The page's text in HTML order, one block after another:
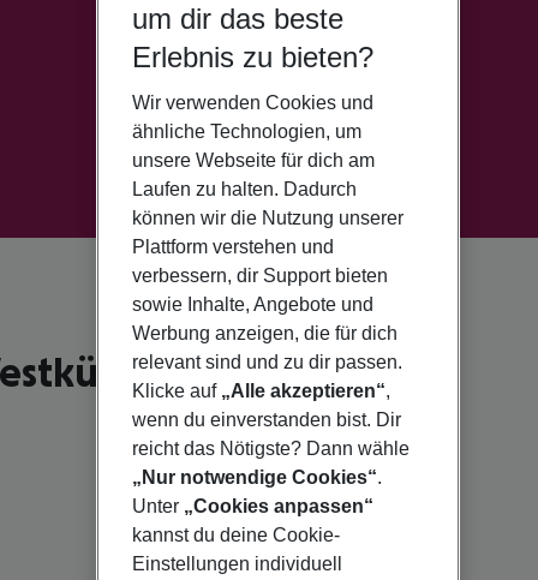
um dir das beste
Erlebnis zu bieten?
Wir verwenden Cookies und
ähnliche Technologien, um
unsere Webseite für dich am
Laufen zu halten. Dadurch
können wir die Nutzung unserer
Plattform verstehen und
verbessern, dir Support bieten
sowie Inhalte, Angebote und
Werbung anzeigen, die für dich
relevant sind und zu dir passen.
Klicke auf „Alle akzeptieren“,
wenn du einverstanden bist. Dir
reicht das Nötigste? Dann wähle
„Nur notwendige Cookies“.
Unter „Cookies anpassen“
kannst du deine Cookie-
Einstellungen individuell